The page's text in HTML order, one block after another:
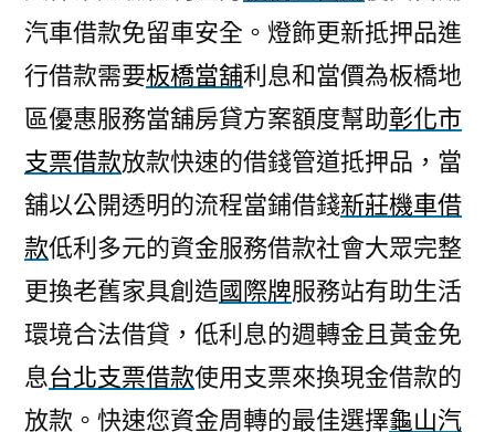
汽車借款免留車安全。燈飾更新抵押品進
行借款需要板橋當舖利息和當價為板橋地
區優惠服務當舖房貸方案額度幫助彰化市
支票借款放款快速的借錢管道抵押品，當
舖以公開透明的流程當鋪借錢新莊機車借
款低利多元的資金服務借款社會大眾完整
更換老舊家具創造國際牌服務站有助生活
環境合法借貸，低利息的週轉金且黃金免
息台北支票借款使用支票來換現金借款的
放款。快速您資金周轉的最佳選擇龜山汽